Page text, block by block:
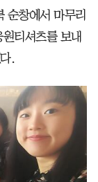
순창에서 마무리
티셔츠를 보내
.